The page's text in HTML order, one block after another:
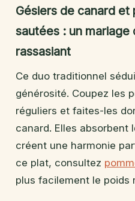
Gésiers de canard
sautées : un mariage
rassasiant
Ce duo traditionnel
générosité. Coupez les
réguliers et faites-les
canard. Elles absorbent
créent une harmonie
ce plat, consultez
plus facilement le poids